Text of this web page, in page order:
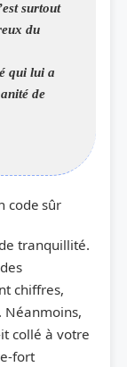
surtout
du
qui lui a
de
code sûr
tranquillité.
chiffres,
Néanmoins,
collé à votre
fort